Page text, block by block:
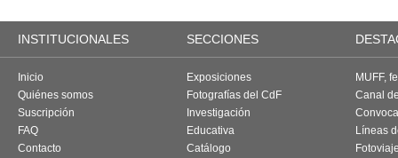
INSTITUCIONALES SECCIONES
Inicio
Quiénes somos
Suscripción
FAQ
Contacto
Exposiciones
Fotografías del CdF
Investigación
Educativa
Catálogo
MUFF,
Canal
Líneas